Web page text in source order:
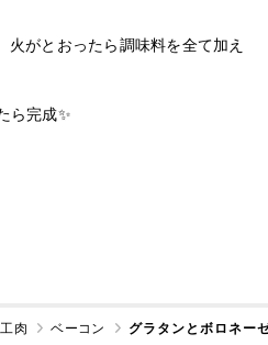
がとおったら調味料を全て加え
ら完成✨
肉 ベーコン グラタンとボロネー